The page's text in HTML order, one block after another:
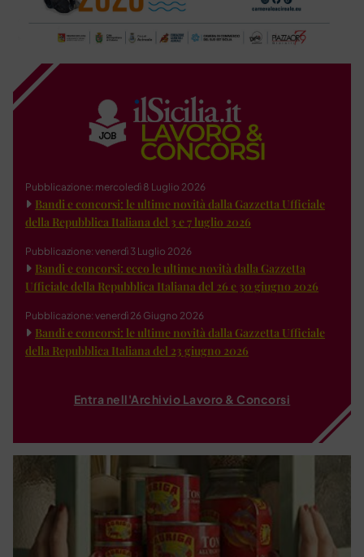
Pubblicazione: mercoledì 8 Luglio 2026
Bandi e concorsi: le ultime novità dalla Gazzetta Ufficiale
della Repubblica Italiana del 3 e 7 luglio 2026
Pubblicazione: venerdì 3 Luglio 2026
Bandi e concorsi: ecco le ultime novità dalla Gazzetta
Ufficiale della Repubblica Italiana del 26 e 30 giugno 2026
Pubblicazione: venerdì 26 Giugno 2026
Bandi e concorsi: le ultime novità dalla Gazzetta Ufficiale
della Repubblica Italiana del 23 giugno 2026
Entra nell'Archivio Lavoro & Concorsi